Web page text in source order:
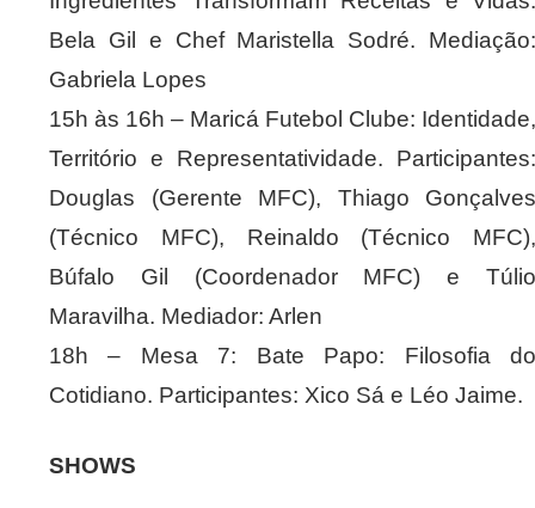
Bela Gil e Chef Maristella Sodré. Mediação:
Gabriela Lopes
15h às 16h – Maricá Futebol Clube: Identidade,
Território e Representatividade. Participantes:
Douglas (Gerente MFC), Thiago Gonçalves
(Técnico MFC), Reinaldo (Técnico MFC),
Búfalo Gil (Coordenador MFC) e Túlio
Maravilha. Mediador: Arlen
18h – Mesa 7: Bate Papo: Filosofia do
Cotidiano. Participantes: Xico Sá e Léo Jaime.
SHOWS